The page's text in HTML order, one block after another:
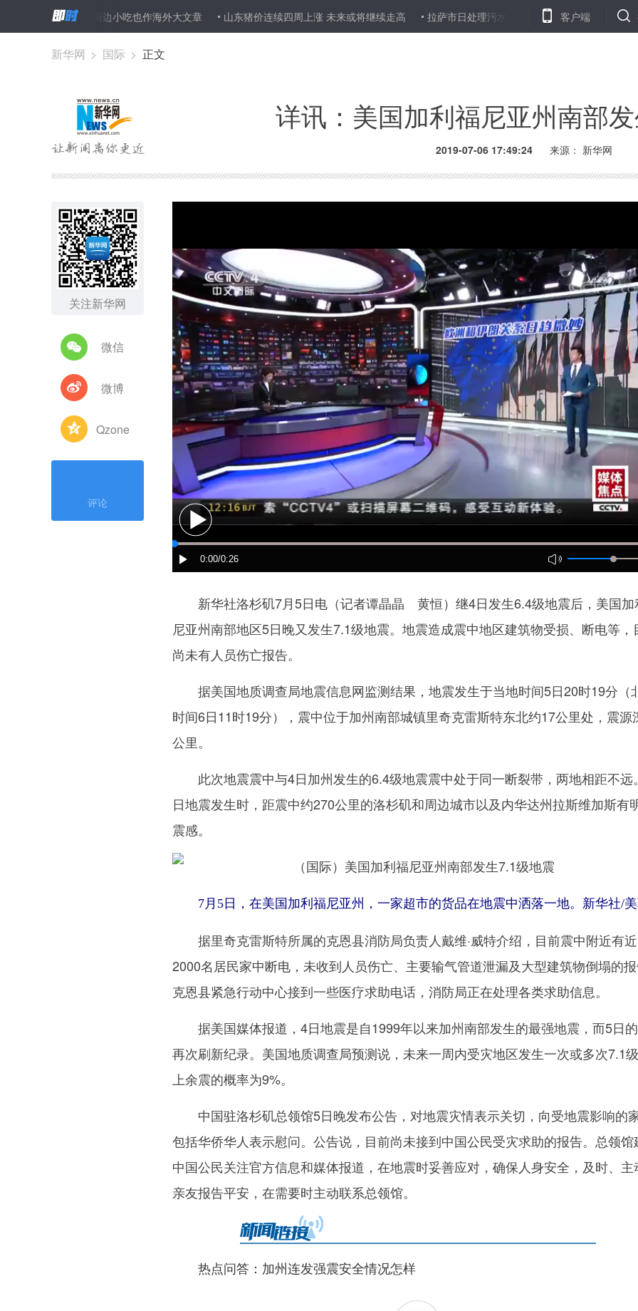
“闯”世界 街边小吃也作海外大文章 山东猪价连续四周上涨 未来或将继续走高 拉萨市日处理污水规模近20万吨 宠物照片可当处方
客户端
新华网 > 国际 > 正文
详讯：美国加利福尼亚州南部
2019-07-06 17:49:24 来源： 新华网
关注新华网
微信
微博
Qzone
评论
新华社洛杉矶7月5日电（记者谭晶晶 黄恒）继4日发生6.4级地震后，美国加
尼亚州南部地区5日晚又发生7.1级地震。地震造成震中地区建筑物受损、断电等，
尚未有人员伤亡报告。
据美国地质调查局地震信息网监测结果，地震发生于当地时间5日20时19分（
时间6日11时19分），震中位于加州南部城镇里奇克雷斯特东北约17公里处，震源
公里。
此次地震震中与4日加州发生的6.4级地震震中处于同一断裂带，两地相距不远
日地震发生时，距震中约270公里的洛杉矶和周边城市以及内华达州拉斯维加斯有
震感。
7月5日，在美国加利福尼亚州，一家超市的货品在地震中洒落一地。新华社/
据里奇克雷斯特所属的克恩县消防局负责人戴维·威特介绍，目前震中附近有近
2000名居民家中断电，未收到人员伤亡、主要输气管道泄漏及大型建筑物倒塌的
克恩县紧急行动中心接到一些医疗求助电话，消防局正在处理各类求助信息。
据美国媒体报道，4日地震是自1999年以来加州南部发生的最强地震，而5日
再次刷新纪录。美国地质调查局预测说，未来一周内受灾地区发生一次或多次7.1
上余震的概率为9%。
中国驻洛杉矶总领馆5日晚发布公告，对地震灾情表示关切，向受地震影响的
包括华侨华人表示慰问。公告说，目前尚未接到中国公民受灾求助的报告。总领馆
中国公民关注官方信息和媒体报道，在地震时妥善应对，确保人身安全，及时、主
亲友报告平安，在需要时主动联系总领馆。
热点问答：加州连发强震安全情况怎样